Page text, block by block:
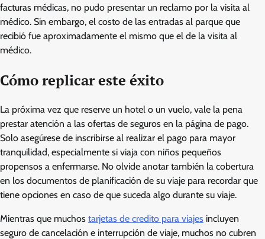
facturas médicas, no pudo presentar un reclamo por la visita al
médico. Sin embargo, el costo de las entradas al parque que
recibió fue aproximadamente el mismo que el de la visita al
médico.
Cómo replicar este éxito
La próxima vez que reserve un hotel o un vuelo, vale la pena
prestar atención a las ofertas de seguros en la página de pago.
Solo asegúrese de inscribirse al realizar el pago para mayor
tranquilidad, especialmente si viaja con niños pequeños
propensos a enfermarse. No olvide anotar también la cobertura
en los documentos de planificación de su viaje para recordar que
tiene opciones en caso de que suceda algo durante su viaje.
Mientras que muchos tarjetas de credito para viajes incluyen
seguro de cancelación e interrupción de viaje, muchos no cubren